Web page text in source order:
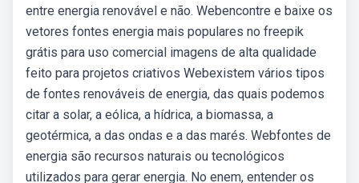
entre energia renovável e não. Webencontre e baixe os
vetores fontes energia mais populares no freepik
grátis para uso comercial imagens de alta qualidade
feito para projetos criativos Webexistem vários tipos
de fontes renováveis de energia, das quais podemos
citar a solar, a eólica, a hídrica, a biomassa, a
geotérmica, a das ondas e a das marés. Webfontes de
energia são recursos naturais ou tecnológicos
utilizados para gerar energia. No enem, entender os